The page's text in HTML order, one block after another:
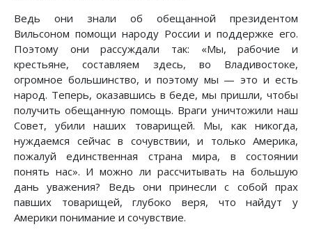
Ведь они знали об обещанной президентом
Вильсоном помощи народу России и поддержке его.
Поэтому они рассуждали так: «Мы, рабочие и
крестьяне, составляем здесь, во Владивостоке,
огромное большинство, и поэтому мы — это и есть
народ. Теперь, оказавшись в беде, мы пришли, чтобы
получить обещанную помощь. Враги уничтожили наш
Совет, убили наших товарищей. Мы, как никогда,
нуждаемся сейчас в сочувствии, и только Америка,
пожалуй единственная страна мира, в состоянии
понять нас». И можно ли рассчитывать на большую
дань уважения? Ведь они принесли с собой прах
павших товарищей, глубоко веря, что найдут у
Америки понимание и сочувствие.